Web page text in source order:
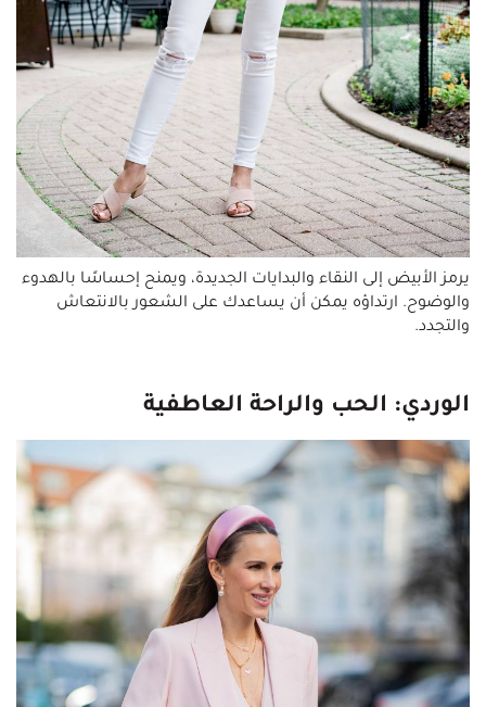
يرمز الأبيض إلى النقاء والبدايات الجديدة، ويمنح إحساسًا بالهدوء
والوضوح. ارتداؤه يمكن أن يساعدك على الشعور بالانتعاش
والتجدد.
الوردي: الحب والراحة العاطفية